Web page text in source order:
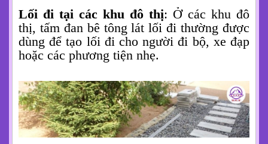
Lối đi tại các khu đô thị: Ở các khu đô
thị, tấm đan bê tông lát lối đi thường được
dùng để tạo lối đi cho người đi bộ, xe đạp
hoặc các phương tiện nhẹ.